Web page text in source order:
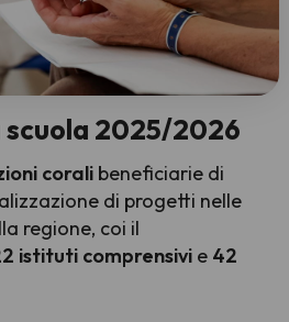
scuola 2025/2026
corali beneficiarie di
di progetti nelle
regione, coi il
istituti comprensivi e 42